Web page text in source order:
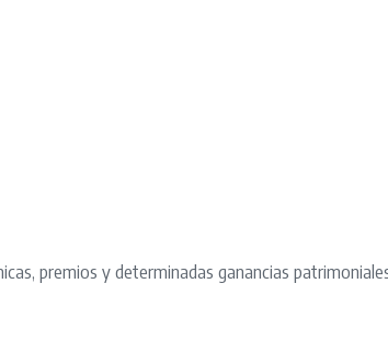
premios y determinadas ganancias